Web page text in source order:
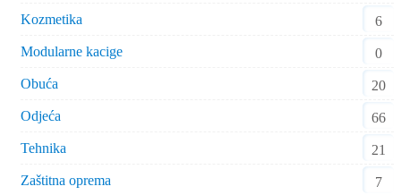
Kozmetika
6
Modularne kacige
0
Obuća
20
Odjeća
66
Tehnika
21
Zaštitna oprema
7